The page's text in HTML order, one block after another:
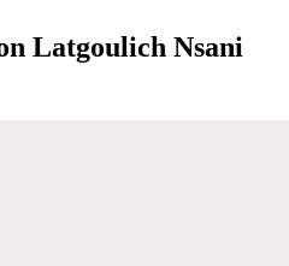
Latgoulich Nsani